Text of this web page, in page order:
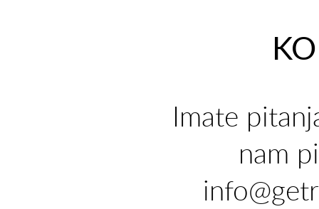
Imate
nam